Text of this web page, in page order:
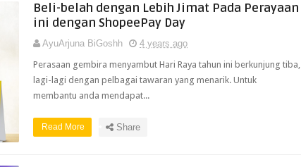
Beli-belah dengan Lebih Jimat Pada Perayaan
ini dengan ShopeePay Day
AyuArjuna BiGoshh
4 years ago
Perasaan gembira menyambut Hari Raya tahun ini berkunjung tiba,
lagi-lagi dengan pelbagai tawaran yang menarik. Untuk
membantu anda mendapat...
Read More Share